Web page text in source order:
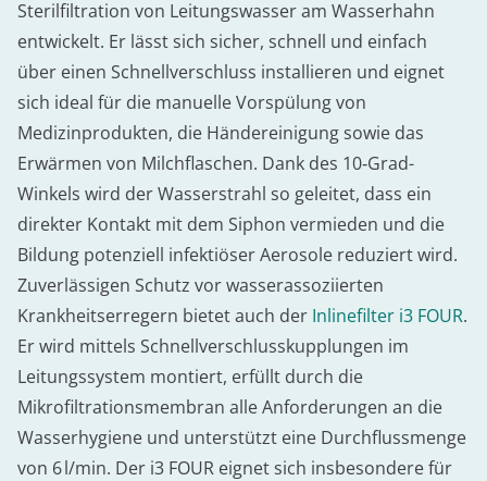
Sterilfiltration von Leitungswasser am Wasserhahn
entwickelt. Er lässt sich sicher, schnell und einfach
über einen Schnellverschluss installieren und eignet
sich ideal für die manuelle Vorspülung von
Medizinprodukten, die Händereinigung sowie das
Erwärmen von Milchflaschen. Dank des 10‑Grad-
Winkels wird der Wasserstrahl so geleitet, dass ein
direkter Kontakt mit dem Siphon vermieden und die
Bildung potenziell infektiöser Aerosole reduziert wird.
Zuverlässigen Schutz vor wasserassoziierten
Krankheitserregern bietet auch der Inlinefilter i3 FOUR.
Er wird mittels Schnellverschlusskupplungen im
Leitungssystem montiert, erfüllt durch die
Mikrofiltrationsmembran alle Anforderungen an die
Wasserhygiene und unterstützt eine Durchflussmenge
von 6 l/min. Der i3 FOUR eignet sich insbesondere für